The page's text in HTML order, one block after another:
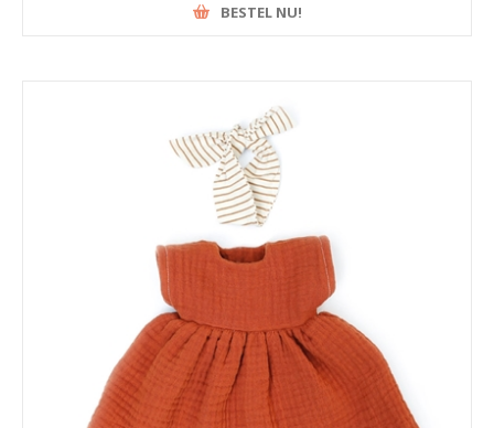
BESTEL NU!